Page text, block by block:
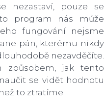
nezastaví, pouze se
program nás může
fungování nejsme
pán, kterému nikdy
nezavděčíte.
způsobem, jak tento
se vidět hodnotu
to ztratíme.